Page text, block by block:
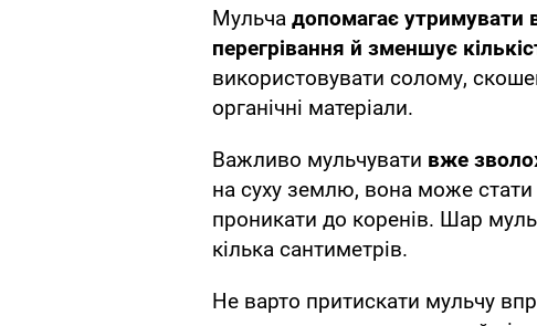
Мульча допомагає утримувати
перегрівання й зменшує
використовувати солому,
органічні матеріали.
Важливо мульчувати вже
на суху землю, вона може
проникати до коренів. Шар
кілька сантиметрів.
Не варто притискати мульчу